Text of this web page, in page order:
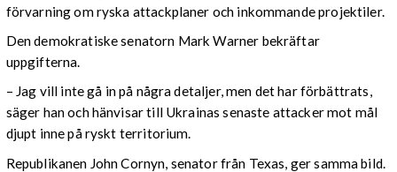
förvarning om ryska attackplaner och inkommande projektiler.
Den demokratiske senatorn Mark Warner bekräftar
uppgifterna.
– Jag vill inte gå in på några detaljer, men det har förbättrats,
säger han och hänvisar till Ukrainas senaste attacker mot mål
djupt inne på ryskt territorium.
Republikanen John Cornyn, senator från Texas, ger samma bild.